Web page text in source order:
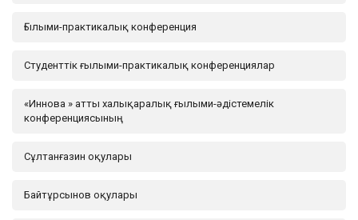
Ғылыми-практикалық конференция
Студенттік ғылыми-практикалық конференциялар
«Иннова » атты халықаралық ғылыми-әдістемелік
конференциясының
Сұлтанғазин оқулары
Байтұрсынов оқулары